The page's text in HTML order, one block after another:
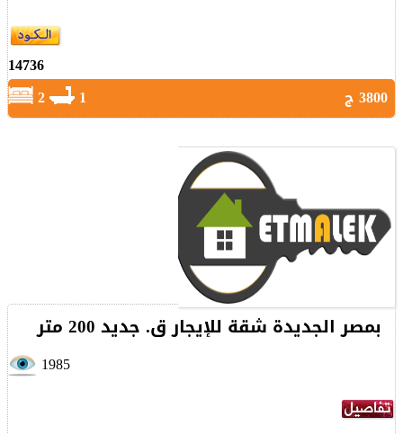
14736
3800 ج
1
بمصر الجديدة شقة للإيجار ق. جديد 200 متر
1985